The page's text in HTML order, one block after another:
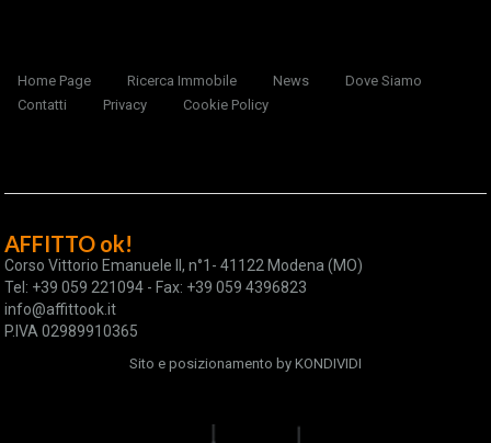
Home Page Ricerca Immobile News
Dove Siamo
Contatti
Privacy Cookie Policy
AFFITTO ok!
Corso Vittorio Emanuele II, n°1- 41122 Modena (MO)
Tel: +39 059 221094 - Fax: +39 059 4396823
info@affittook.it
P.IVA 02989910365
Sito e posizionamento by KONDIVIDI